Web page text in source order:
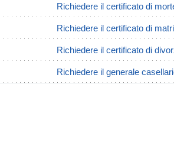
Richiedere il certificato di
Richiedere il certificato di
Richiedere il certificato di
Richiedere il generale